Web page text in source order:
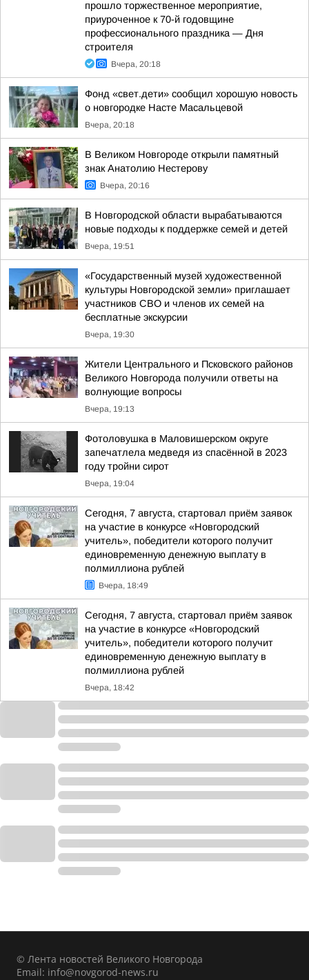
прошло торжественное мероприятие,
приуроченное к 70-й годовщине
профессионального праздника — Дня
строителя
Вчера, 20:18
Фонд «свет.дети» сообщил хорошую новость
о новгородке Насте Масальцевой
Вчера, 20:18
В Великом Новгороде открыли памятный
знак Анатолию Нестерову
Вчера, 20:16
В Новгородской области вырабатываются
новые подходы к поддержке семей и детей
Вчера, 19:51
«Государственный музей художественной
культуры Новгородской земли» приглашает
участников СВО и членов их семей на
бесплатные экскурсии
Вчера, 19:30
Жители Центрального и Псковского районов
Великого Новгорода получили ответы на
волнующие вопросы
Вчера, 19:13
Фотоловушка в Маловишерском округе
запечатлела медведя из спасённой в 2023
году тройни сирот
Вчера, 19:04
Сегодня, 7 августа, стартовал приём заявок
на участие в конкурсе «Новгородский
учитель», победители которого получит
единовременную денежную выплату в
полмиллиона рублей
Вчера, 18:49
Сегодня, 7 августа, стартовал приём заявок
на участие в конкурсе «Новгородский
учитель», победители которого получит
единовременную денежную выплату в
полмиллиона рублей
Вчера, 18:42
© Лента новостей Великого Новгорода
Email: info@novgorod-news.ru